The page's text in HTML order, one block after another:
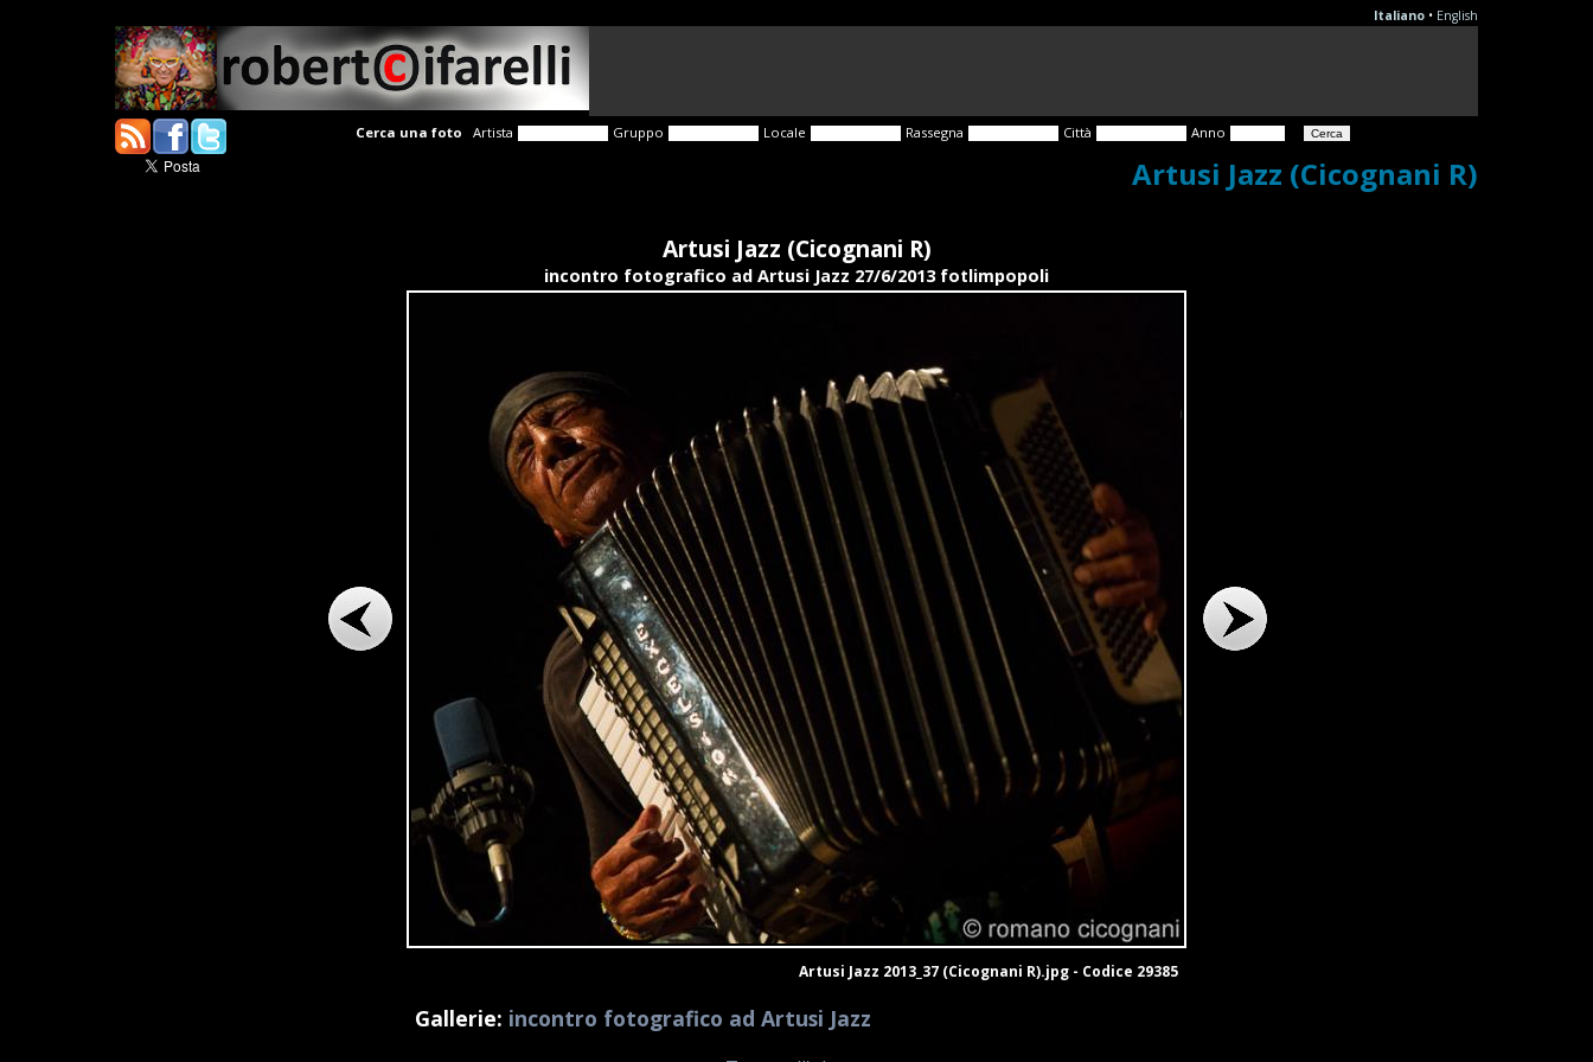
Italiano • English
Cerca una foto Artista Gruppo Locale Rassegna Città Anno
Artusi Jazz (Cicognani R)
Artusi Jazz (Cicognani R)
incontro fotografico ad Artusi Jazz 27/6/2013 fotlimpopoli
Artusi Jazz 2013_37 (Cicognani R).jpg - Codice 29385
Gallerie: incontro fotografico ad Artusi Jazz